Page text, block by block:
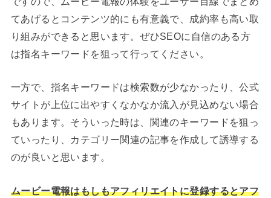
てあげるとコンテンツ的にも有意義で、成約率も高い取
り組みができると思います。ぜひSEOに自信のある方
は指名キーワードを狙って行ってください。
一方で、指名キーワードは検索数が少なかったり、公式
サイトが上位に出やすくなかなか流入が見込めない場合
もあります。そういった時は、関連のキーワードを狙っ
ていったり、カテゴリー関連の記事を作成して誘導する
のが良いと思います。
ムービー電報はもしもアフィリエイトに登録するとアフ